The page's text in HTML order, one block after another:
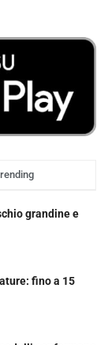
grandine e
fino a 15